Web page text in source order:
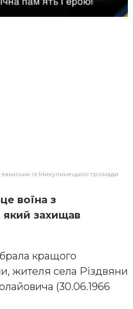
із Микулинецької громади
воїна з
захищав
кращого
жителя села Різдвяни
(30.06.1966